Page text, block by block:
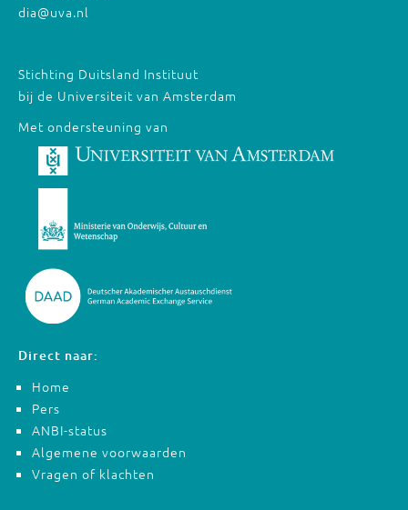
dia@uva.nl
Stichting Duitsland Instituut
bij de Universiteit van Amsterdam
Met ondersteuning van
Direct naar:
Home
Pers
ANBI-status
Algemene voorwaarden
Vragen of klachten